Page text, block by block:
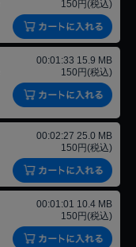
150円(税込)
00:01:33 15.9 MB
150円(税込)
00:02:27 25.0 MB
150円(税込)
00:01:01 10.4 MB
150円(税込)